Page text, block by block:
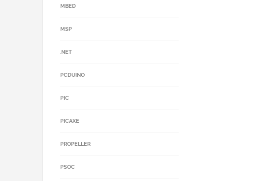
MBED
MSP
.NET
PCDUINO
PIC
PICAXE
PROPELLER
PSOC